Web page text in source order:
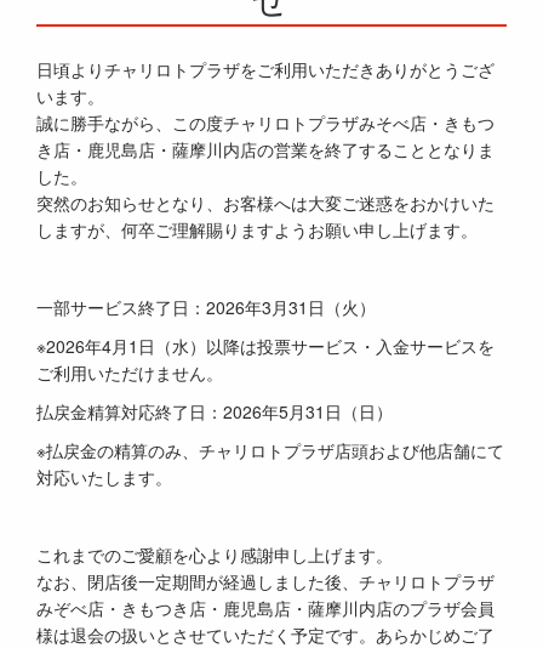
日頃よりチャリロトプラザをご利用いただきありがとうござ
います。
誠に勝手ながら、この度チャリロトプラザみそべ店・きもつ
き店・鹿児島店・薩摩川内店の営業を終了することとなりま
した。
突然のお知らせとなり、お客様へは大変ご迷惑をおかけいた
しますが、何卒ご理解賜りますようお願い申し上げます。
一部サービス終了日：2026年3月31日（火）
※2026年4月1日（水）以降は投票サービス・入金サービスを
ご利用いただけません。
払戻金精算対応終了日：2026年5月31日（日）
※払戻金の精算のみ、チャリロトプラザ店頭および他店舗にて
対応いたします。
これまでのご愛顧を心より感謝申し上げます。
なお、閉店後一定期間が経過しました後、チャリロトプラザ
みぞべ店・きもつき店・鹿児島店・薩摩川内店のプラザ会員
様は退会の扱いとさせていただく予定です。あらかじめご了